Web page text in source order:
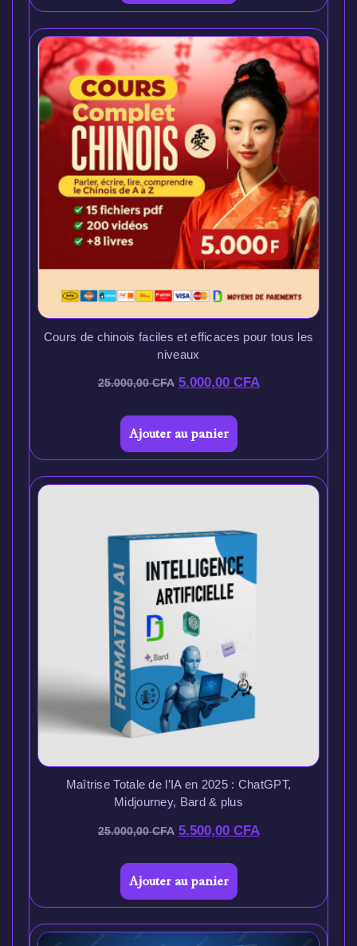
Cours de chinois faciles et efficaces pour tous les
niveaux
25.000,00CFA 5.000,00 CFA
Ajouter au panier
Maîtrise Totale de l’IA en 2025 : ChatGPT,
Midjourney, Bard & plus
25.000,00CFA 5.500,00 CFA
Ajouter au panier